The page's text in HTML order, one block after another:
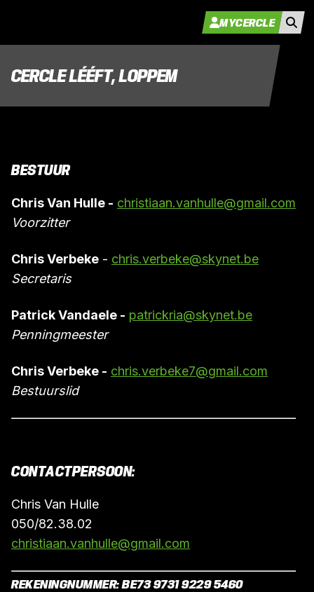
MYCERCLE
CERCLE LÉÉFT, LOPPEM
BESTUUR
Chris Van Hulle - christiaan.vanhulle@gmail.com
Voorzitter
Chris Verbeke - chris.verbeke@skynet.be
Secretaris
Patrick Vandaele - patrickria@skynet.be
Penningmeester
Chris Verbeke - chris.verbeke7@gmail.com
Bestuurslid
CONTACTPERSOON:
Chris Van Hulle
050/82.38.02
christiaan.vanhulle@gmail.com
REKENINGNUMMER: BE73 9731 9229 5460